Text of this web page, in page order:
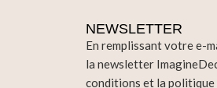
NEWSLETTER
En remplissant votre e-
la newsletter
conditions et la